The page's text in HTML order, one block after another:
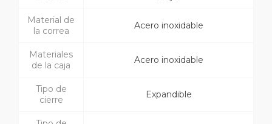
Material de
la correa
Acero inoxidable
Materiales
de la caja
Acero inoxidable
Tipo de
cierre
Expandible